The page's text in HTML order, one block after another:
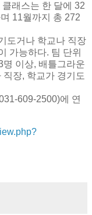
래스는 한 달에 32
11월까지 총 272
도거나 학교나 직장
가능하다. 팀 단위
이상, 배틀그라운
장, 학교가 경기도
609-2500)에 연